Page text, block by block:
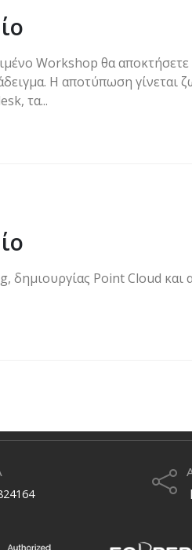
Workshop θα αποκτήσετε
Η αποτύπωση γίνεται
τα...
Point Cloud